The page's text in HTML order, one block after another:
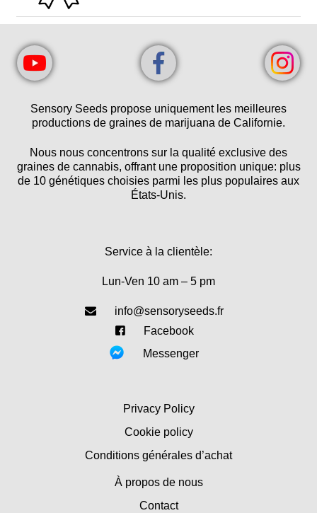
Sensory Seeds propose uniquement les meilleures
productions de graines de marijuana de Californie.
Nous nous concentrons sur la qualité exclusive des
graines de cannabis, offrant une proposition unique: plus
de 10 génétiques choisies parmi les plus populaires aux
États-Unis.
Service à la clientèle:
Lun-Ven 10 am – 5 pm
info@sensoryseeds.fr
Facebook
Messenger
Privacy Policy
Cookie policy
Conditions générales d’achat
À propos de nous
Contact